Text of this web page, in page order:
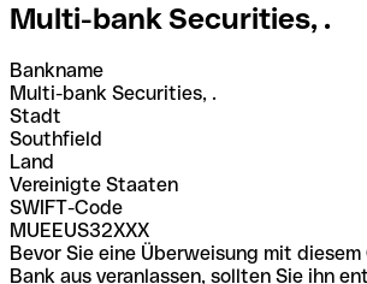
Multi-bank Securities, .
Bankname
Multi-bank Securities, .
Stadt
Southfield
Land
Vereinigte Staaten
SWIFT-Code
MUEEUS32XXX
Bevor Sie eine Überweisung mit diesem
Bank aus veranlassen, sollten Sie ihn